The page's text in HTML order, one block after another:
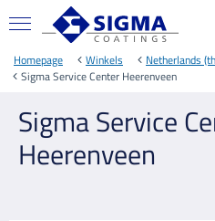
Homepage Winkels
Netherlands
Sigma Service Center Heerenveen
Sigma Service
Heerenveen